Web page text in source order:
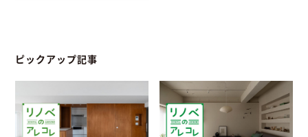
ピックアップ記事